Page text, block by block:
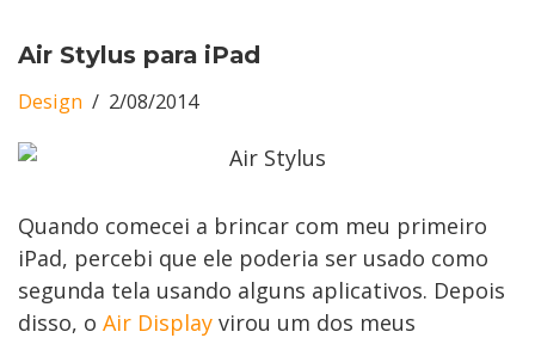
Air Stylus para iPad
Design 2/08/2014
Quando comecei a brincar com meu primeiro
iPad, percebi que ele poderia ser usado como
segunda tela usando alguns aplicativos. Depois
disso, o Air Display virou um dos meus